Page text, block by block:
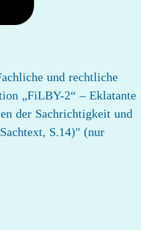
und rechtliche
„FiLBY-2“ – Eklatante
der Sachrichtigkeit und
S.14)" (nur